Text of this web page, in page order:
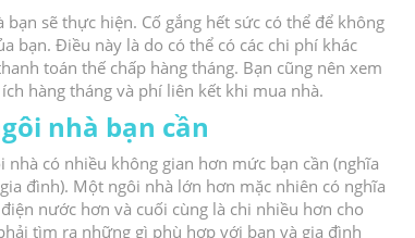
bạn sẽ thực hiện. Cố gắng hết sức có thể để không
bạn. Điều này là do có thể có các chi phí khác
toán thế chấp hàng tháng. Bạn cũng nên xem
hàng tháng và phí liên kết khi mua nhà.
nhà bạn cần
có nhiều không gian hơn mức bạn cần (nghĩa
đình). Một ngôi nhà lớn hơn mặc nhiên có nghĩa
nước hơn và cuối cùng là chi nhiều hơn cho
tìm ra những gì phù hợp với bạn và gia đình